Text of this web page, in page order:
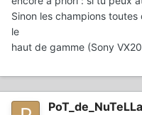
Sinon les champions
le
haut de gamme (Sony
PoT_de_NuTeLLa